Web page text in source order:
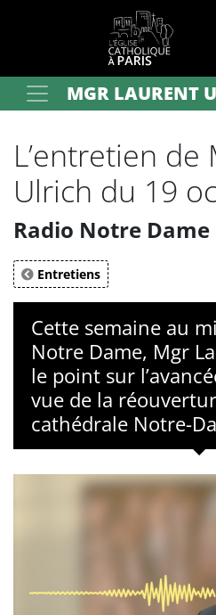
Votre rechercheMGR LAURENT
L’entretien
Ulrich du 19
Radio Notre Dame
Entretiens
Cette semaine au
Notre Dame, Mgr
le point sur
vue de la
cathédrale Notre-
Panneau de gestion des cookies